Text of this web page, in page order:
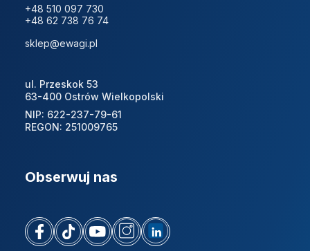
+48 510 097 730
+48 62 738 76 74
sklep@ewagi.pl
ul. Przeskok 53
63-400 Ostrów Wielkopolski
NIP: 622-237-79-61
REGON: 251009765
Obserwuj nas